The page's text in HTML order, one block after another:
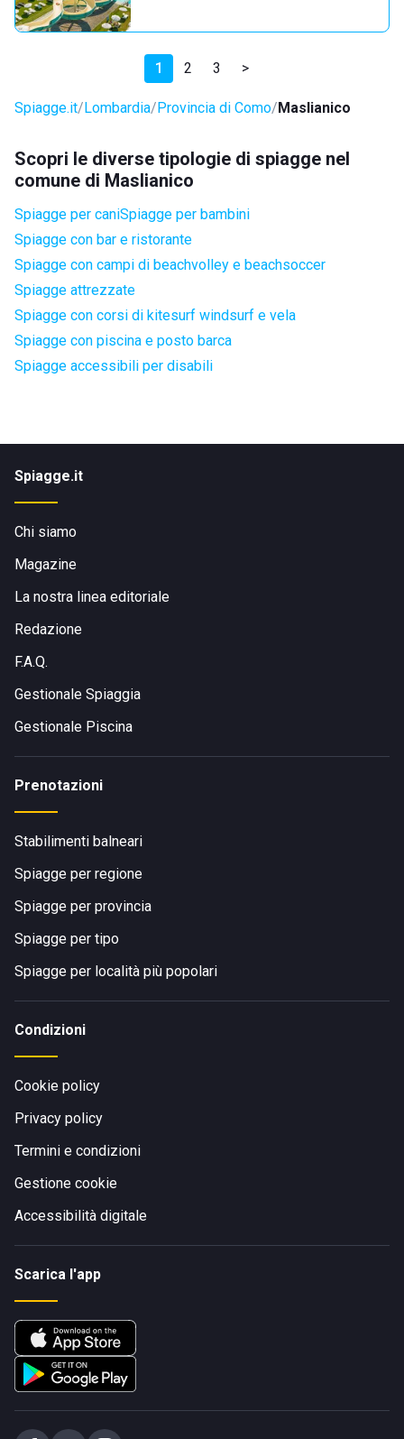
1 2 3 >
Spiagge.it Lombardia Provincia di Como Maslianico
Scopri le diverse tipologie di spiagge nel
comune di Maslianico
Spiagge per caniSpiagge per bambini
Spiagge con bar e ristorante
Spiagge con campi di beachvolley e beachsoccer
Spiagge attrezzate
Spiagge con corsi di kitesurf windsurf e vela
Spiagge con piscina e posto barca
Spiagge accessibili per disabili
Spiagge.it
Chi siamo
Magazine
La nostra linea editoriale
Redazione
F.A.Q.
Gestionale Spiaggia
Gestionale Piscina
Prenotazioni
Stabilimenti balneari
Spiagge per regione
Spiagge per provincia
Spiagge per tipo
Spiagge per località più popolari
Condizioni
Cookie policy
Privacy policy
Termini e condizioni
Gestione cookie
Accessibilità digitale
Scarica l'app